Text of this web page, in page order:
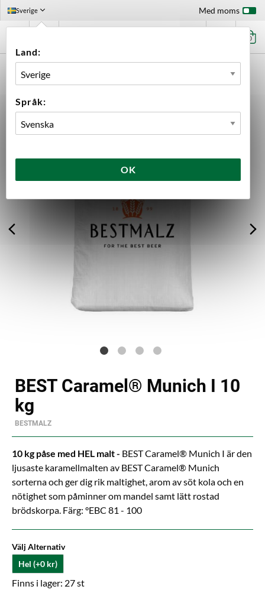
Sverige
Land:
Språk:
OK
Med moms
0
BEST CARAMEL® MUNICH I 10 KG
BEST Caramel® Munich I 10
kg
BESTMALZ
10 kg påse med HEL malt - BEST Caramel® Munich I är den
ljusaste karamellmalten av BEST Caramel® Munich
sorterna och ger dig rik maltighet, arom av söt kola och en
nötighet som påminner om mandel samt lätt rostad
brödskorpa. Färg: °EBC 81 - 100
Välj Alternativ
Hel (+0 kr)
Finns i lager: 27 st